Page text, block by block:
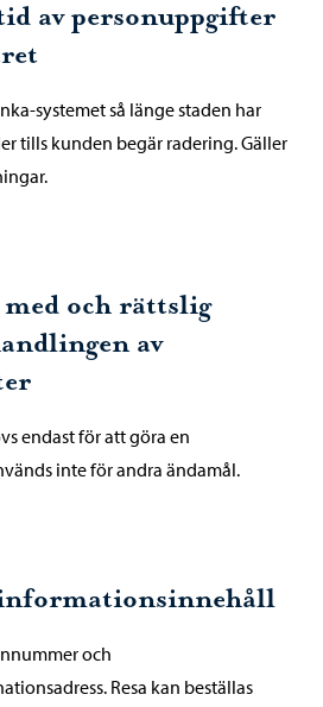
av personuppgifter
systemet så länge staden har
tills kunden begär radering. Gäller
och rättslig
av
endast för att göra en
inte för andra ändamål.
och
Resa kan beställas